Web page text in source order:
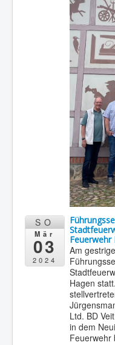
SO
Mär
03
2024
Feuerwehr
Am
Hagen
Ltd. BD
in dem
Feuerwehr